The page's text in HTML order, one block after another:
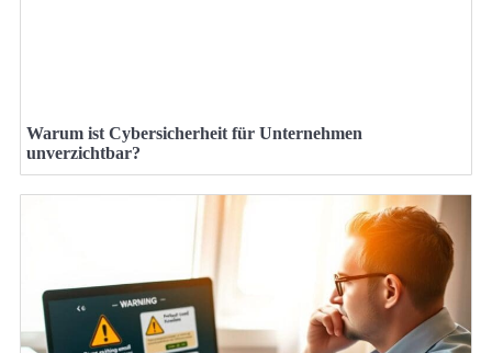
Warum ist Cybersicherheit für Unternehmen
unverzichtbar?